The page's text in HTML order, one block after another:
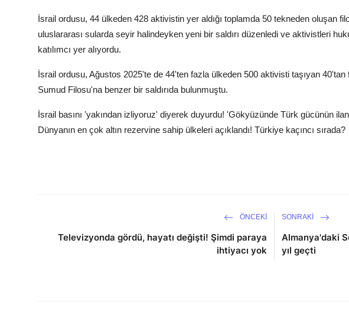
İsrail ordusu, 44 ülkeden 428 aktivistin yer aldığı toplamda 50 tekneden oluşan
uluslararası sularda seyir halindeyken yeni bir saldırı düzenledi ve aktivistleri
katılımcı yer alıyordu.
İsrail ordusu, Ağustos 2025'te de 44'ten fazla ülkeden 500 aktivisti taşıyan
Sumud Filosu'na benzer bir saldırıda bulunmuştu.
İsrail basını 'yakından izliyoruz' diyerek duyurdu! 'Gökyüzünde Türk gücünün
Dünyanın en çok altın rezervine sahip ülkeleri açıklandı! Türkiye kaçıncı sırada?
ÖNCEKI
Televizyonda gördü, hayatı değişti! Şimdi paraya
ihtiyacı yok
SONRAKI
Almanya'daki
yıl geçti